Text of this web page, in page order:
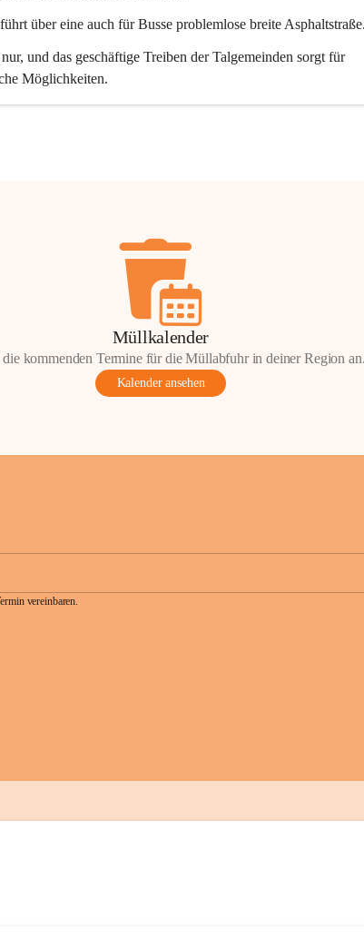
über eine auch für Busse problemlose breite
und das geschäftige Treiben der Talgemeinden sorgt für
Möglichkeiten.
Müllkalender
die kommenden Termine für die Müllabfuhr in deiner Region
Kalender ansehen
vereinbaren.